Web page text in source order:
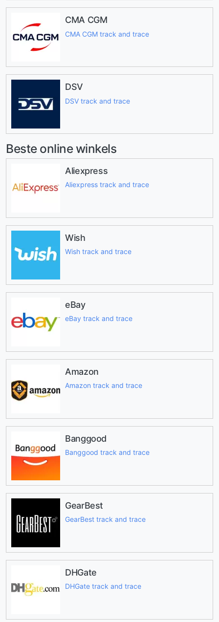
CMA CGM
CMA CGM track and trace
DSV
DSV track and trace
Beste online winkels
Aliexpress
Aliexpress track and trace
Wish
Wish track and trace
eBay
eBay track and trace
Amazon
Amazon track and trace
Banggood
Banggood track and trace
GearBest
GearBest track and trace
DHGate
DHGate track and trace